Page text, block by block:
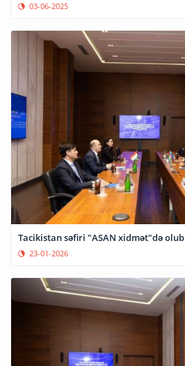
03-06-2025
Tacikistan səfiri "ASAN xidmət"də olub
23-01-2026